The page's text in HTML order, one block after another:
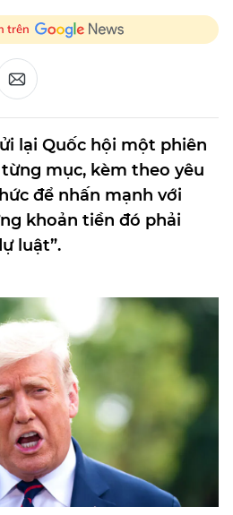
trên
lại Quốc hội một phiên
mục, kèm theo yêu
để nhấn mạnh với
khoản tiền đó phải
luật”.